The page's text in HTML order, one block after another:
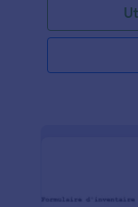
formulaire à
publiant sur
par e-mail aux
fournir leur
de formulaire et
pour qu'il